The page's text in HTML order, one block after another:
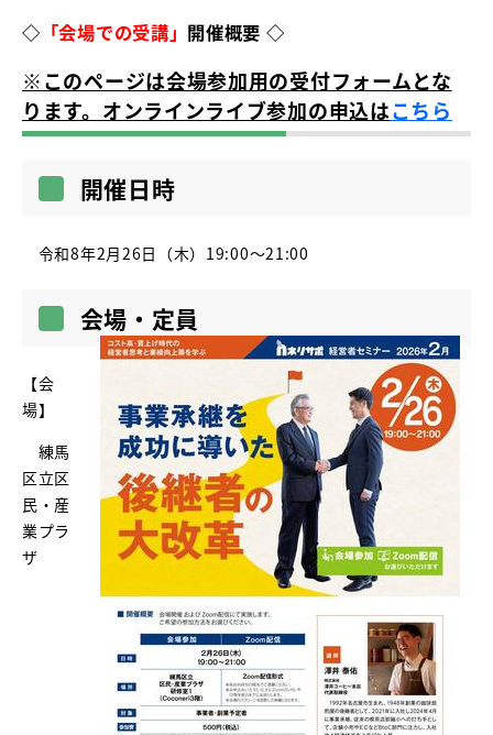
◇ 「会場での受講」 開催概要 ◇
※このページは会場参加用の受付フォームとな
ります。オンラインライブ参加の申込はこちら
開催日時
令和8年2月26日（木）19:00～21:00
会場・定員
【会
場】
練馬
区立区
民・産
業プラ
ザ